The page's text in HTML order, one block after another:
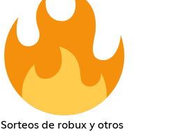
Sorteos de robux y otros